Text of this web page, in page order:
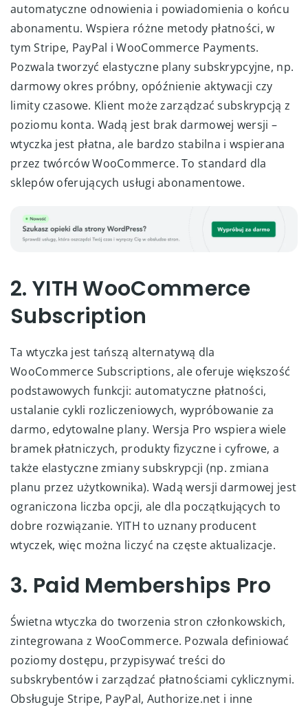
automatyczne odnowienia i powiadomienia o końcu
abonamentu. Wspiera różne metody płatności, w
tym Stripe, PayPal i WooCommerce Payments.
Pozwala tworzyć elastyczne plany subskrypcyjne, np.
darmowy okres próbny, opóźnienie aktywacji czy
limity czasowe. Klient może zarządzać subskrypcją z
poziomu konta. Wadą jest brak darmowej wersji –
wtyczka jest płatna, ale bardzo stabilna i wspierana
przez twórców WooCommerce. To standard dla
sklepów oferujących usługi abonamentowe.
2. YITH WooCommerce
Subscription
Ta wtyczka jest tańszą alternatywą dla
WooCommerce Subscriptions, ale oferuje większość
podstawowych funkcji: automatyczne płatności,
ustalanie cykli rozliczeniowych, wypróbowanie za
darmo, edytowalne plany. Wersja Pro wspiera wiele
bramek płatniczych, produkty fizyczne i cyfrowe, a
także elastyczne zmiany subskrypcji (np. zmiana
planu przez użytkownika). Wadą wersji darmowej jest
ograniczona liczba opcji, ale dla początkujących to
dobre rozwiązanie. YITH to uznany producent
wtyczek, więc można liczyć na częste aktualizacje.
3. Paid Memberships Pro
Świetna wtyczka do tworzenia stron członkowskich,
zintegrowana z WooCommerce. Pozwala definiować
poziomy dostępu, przypisywać treści do
subskrybentów i zarządzać płatnościami cyklicznymi.
Obsługuje Stripe, PayPal, Authorize.net i inne